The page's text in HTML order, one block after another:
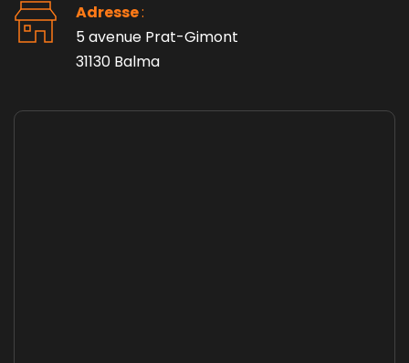
Adresse :
5 avenue Prat-Gimont
31130 Balma